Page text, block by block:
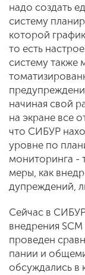
надо создать
систему
которой
то есть
систему
начиная свой
на экране все
что СИБУР
уровне по
мониторинга -
меры, как
дупреждений,
Сейчас в
внедрения
проведен
пании и
обсуждались в